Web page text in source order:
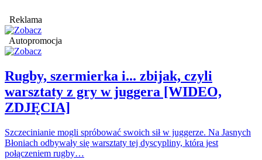
Reklama
Autopromocja
Rugby, szermierka i... zbijak, czyli
warsztaty z gry w juggera [WIDEO,
ZDJĘCIA]
Szczecinianie mogli spróbować swoich sił w juggerze. Na Jasnych
Błoniach odbywały się warsztaty tej dyscypliny, która jest
połączeniem rugby…